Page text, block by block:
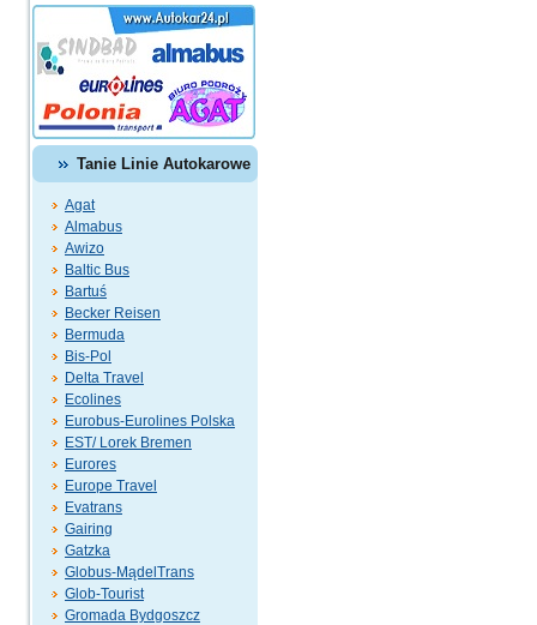
Tanie Linie Autokarowe
Agat
Almabus
Awizo
Baltic Bus
Bartuś
Becker Reisen
Bermuda
Bis-Pol
Delta Travel
Ecolines
Eurobus-Eurolines Polska
EST/ Lorek Bremen
Eurores
Europe Travel
Evatrans
Gairing
Gatzka
Globus-MądelTrans
Glob-Tourist
Gromada Bydgoszcz